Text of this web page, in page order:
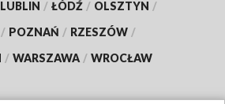
LUBLIN / ŁÓDŹ / OLSZTYN /
/ POZNAŃ / RZESZÓW /
/ WARSZAWA / WROCŁAW